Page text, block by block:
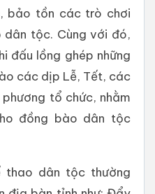
bảo tồn các trò chơi
dân tộc. Cùng với đó,
đấu lồng ghép những
các dịp Lễ, Tết, các
tổ chức, nhằm
đồng bào dân tộc
thao dân tộc thường